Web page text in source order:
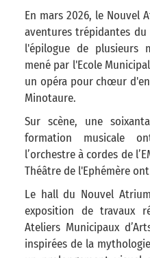
En mars 2026, le Nouvel
aventures trépidantes du
l'épilogue de plusieurs
mené par l'Ecole
un opéra pour chœur
Minotaure.
Sur scène, une
formation musicale
l’orchestre à cordes de
Théâtre de l'Ephémère
Le hall du Nouvel
exposition de travaux
Ateliers Municipaux
inspirées de la